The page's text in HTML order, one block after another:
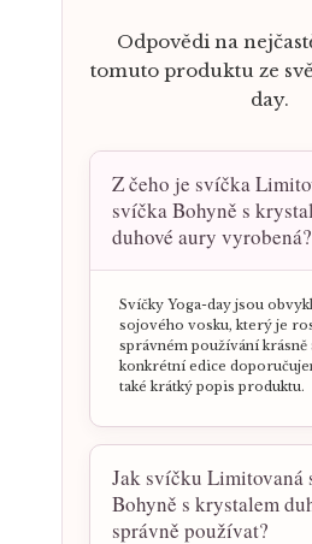
Odpovědi na
tomuto produktu ze
day.
Z čeho je svíčka
svíčka Bohyně s
duhové aury vyrobená?
Svíčky Yoga-day jsou
sojového vosku, který je
správném používání krásně
konkrétní edice
také krátký popis produktu.
Jak svíčku Limitovaná
Bohyně s krystalem
správně používat?